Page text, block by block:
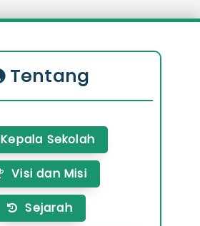
Tentang
Kepala Sekolah
Visi dan Misi
Sejarah